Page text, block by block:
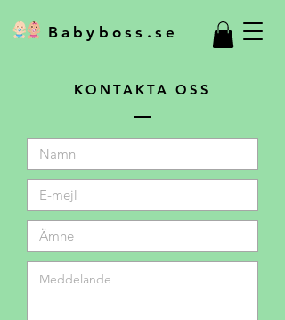
Babyboss.se
KONTAKTA OSS